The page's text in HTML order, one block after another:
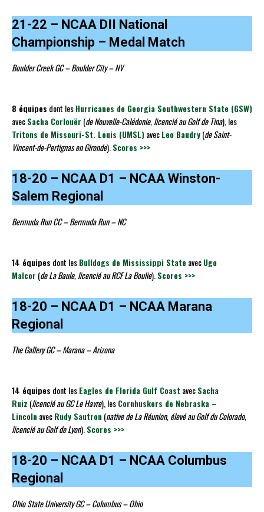
21-22 – NCAA DII National
Championship – Medal Match
Boulder Creek GC – Boulder City – NV
8 équipes dont lesHurricanes de Georgia Southwestern State (GSW)
avecSacha Corlouër (de Nouvelle-Calédonie, licencié au Golf de Tina), les
Tritons de Missouri-St. Louis (UMSL)avecLeo Baudry(de Saint-
Vincent-de-Pertignas en Gironde). Scores >>>
18-20 – NCAA D1 – NCAA Winston-
Salem Regional
Bermuda Run CC – Bermuda Run – NC
14 équipes dont lesBulldogs de Mississippi StateavecUgo
Malcor (de La Baule, licencié au RCF La Boulie). Scores >>>
18-20 – NCAA D1 – NCAA Marana
Regional
The Gallery GC – Marana – Arizona
14 équipes dont lesEagles de Florida Gulf Coast avecSacha
Ruiz (licencié au GC Le Havre), lesCornhuskers de Nebraska –
LincolnavecRudy Sautron(native de La Réunion, élevé au Golf du Colorado,
licencié au Golf de Lyon). Scores >>>
18-20 – NCAA D1 – NCAA Columbus
Regional
Ohio State University GC – Columbus – Ohio